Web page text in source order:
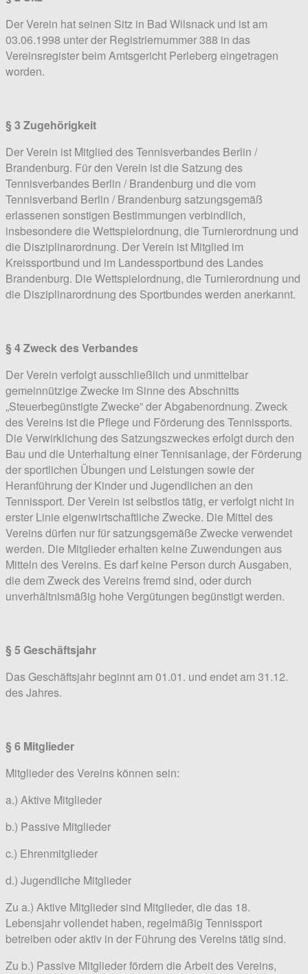
Der Verein hat seinen Sitz in Bad Wilsnack und ist am
03.06.1998 unter der Registriernummer 388 in das
Vereinsregister beim Amtsgericht Perleberg eingetragen
worden.
§ 3 Zugehörigkeit
Der Verein ist Mitglied des Tennisverbandes Berlin /
Brandenburg. Für den Verein ist die Satzung des
Tennisverbandes Berlin / Brandenburg und die vom
Tennisverband Berlin / Brandenburg satzungsgemäß
erlassenen sonstigen Bestimmungen verbindlich,
insbesondere die Wettspielordnung, die Turnierordnung und
die Disziplinarordnung. Der Verein ist Mitglied im
Kreissportbund und im Landessportbund des Landes
Brandenburg. Die Wettspielordnung, die Turnierordnung und
die Disziplinarordnung des Sportbundes werden anerkannt.
§ 4 Zweck des Verbandes
Der Verein verfolgt ausschließlich und unmittelbar
gemeinnützige Zwecke im Sinne des Abschnitts
„Steuerbegünstigte Zwecke” der Abgabenordnung. Zweck
des Vereins ist die Pflege und Förderung des Tennissports.
Die Verwirklichung des Satzungszweckes erfolgt durch den
Bau und die Unterhaltung einer Tennisanlage, der Förderung
der sportlichen Übungen und Leistungen sowie der
Heranführung der Kinder und Jugendlichen an den
Tennissport. Der Verein ist selbstlos tätig, er verfolgt nicht in
erster Linie eigenwirtschaftliche Zwecke. Die Mittel des
Vereins dürfen nur für satzungsgemäße Zwecke verwendet
werden. Die Mitglieder erhalten keine Zuwendungen aus
Mitteln des Vereins. Es darf keine Person durch Ausgaben,
die dem Zweck des Vereins fremd sind, oder durch
unverhältnismäßig hohe Vergütungen begünstigt werden.
§ 5 Geschäftsjahr
Das Geschäftsjahr beginnt am 01.01. und endet am 31.12.
des Jahres.
§ 6 Mitglieder
Mitglieder des Vereins können sein:
a.) Aktive Mitglieder
b.) Passive Mitglieder
c.) Ehrenmitglieder
d.) Jugendliche Mitglieder
Zu a.) Aktive Mitglieder sind Mitglieder, die das 18.
Lebensjahr vollendet haben, regelmäßig Tennissport
betreiben oder aktiv in der Führung des Vereins tätig sind.
Zu b.) Passive Mitglieder fördern die Arbeit des Vereins,